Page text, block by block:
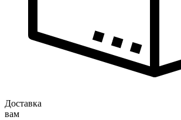
Доставка
вам